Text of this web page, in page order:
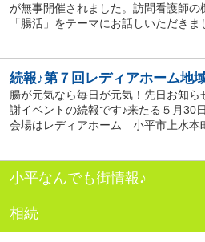
が無事開催されました。訪問看護師の
「腸活」をテーマにお話しいただきま
続報♪第７回レディアホーム地
腸が元気なら毎日が元気！先日お知
謝イベントの続報です♪来たる５月30
会場はレディアホーム 小平市上水本
小平なんでも街情報♪
相続